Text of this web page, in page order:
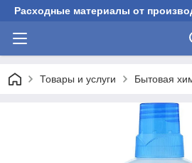
Расходные материалы от
Товары и услуги Бытовая